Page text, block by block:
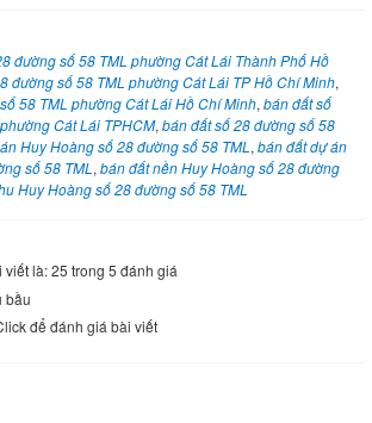
đường số 58 TML phường Cát Lái Thành Phố Hồ
đường số 58 TML phường Cát Lái TP Hồ Chí Minh,
58 TML phường Cát Lái Hồ Chí Minh, bán đất số
Cát Lái TPHCM, bán đất số 28 đường số 58
Huy Hoàng số 28 đường số 58 TML , bán đất dự án
số 58 TML , bán đất nền Huy Hoàng số 28 đường
Huy Hoàng số 28 đường số 58 TML
là: 25 trong 5 đánh giá
bầu
để đánh giá bài viết